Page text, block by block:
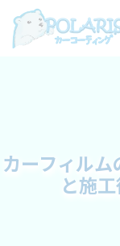
カーフィル
と施